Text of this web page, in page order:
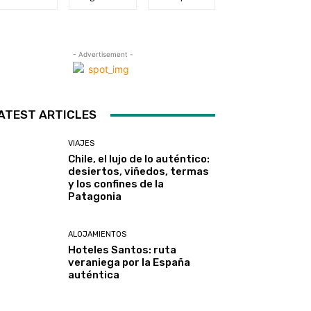
- Advertisement -
ARTICLES
VIAJES
Chile, el lujo de lo auténtico:
desiertos, viñedos, termas
y los confines de la
Patagonia
ALOJAMIENTOS
Hoteles Santos: ruta
veraniega por la España
auténtica